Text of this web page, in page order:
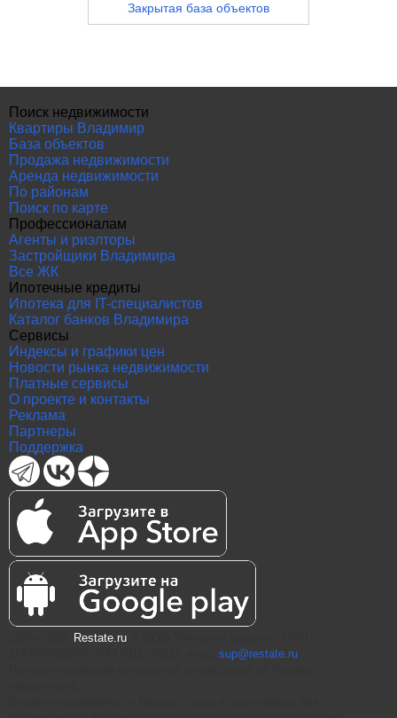
Закрытая база объектов
Поиск недвижимости
Квартиры Владимир
База объектов
Продажа недвижимости
Аренда недвижимости
По районам
Поиск по карте
Профессионалам
Агенты и риэлторы
Застройщики Владимира
Все ЖК
Ипотечные кредиты
Ипотека для IT-специалистов
Каталог банков Владимира
Сервисы
Индексы и графики цен
Новости рынка недвижимости
Платные сервисы
О проекте и контакты
Реклама
Партнеры
Поддержка
Restate.ru
sup@restate.ru